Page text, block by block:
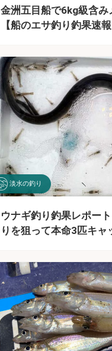
金洲五目船で6kg級含み
【船のエサ釣り釣果速
淡水の釣り
ウナギ釣り釣果レポー
りを狙って本命3匹キャ